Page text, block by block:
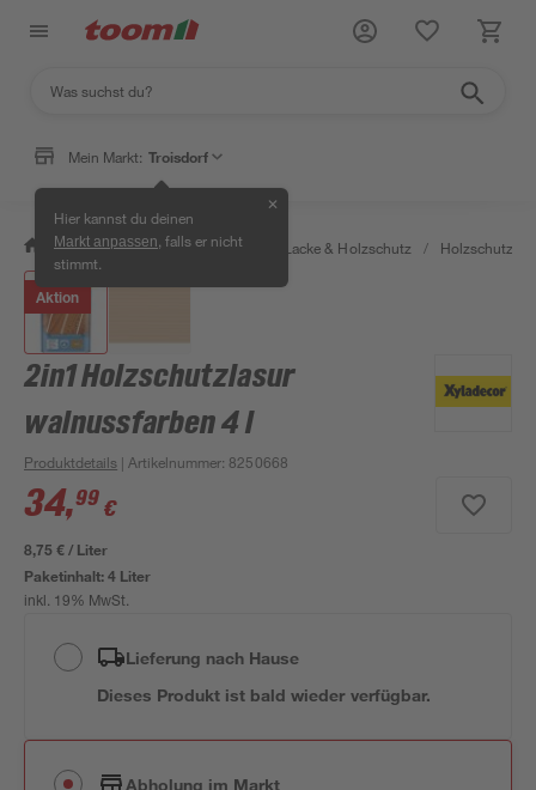
Mein Markt: Troisdorf
Hier kannst du deinen
Markt anpassen , falls er nicht
stimmt.
✕
/ Bauen & Renovieren / Farben, Lacke & Holzschutz / Holzschutz &
Aktion
2in1 Holzschutzlasur
walnussfarben 4 l
Produktdetails | Artikelnummer: 8250668
34,99 €
8,75 € / Liter
Paketinhalt:4 Liter
inkl. 19% MwSt.
Lieferung nach Hause
Dieses Produkt ist bald wieder verfügbar.
Abholung im Markt